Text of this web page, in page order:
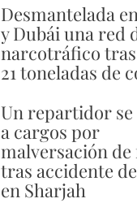
Desmantelada
y Dubái una red
narcotráfico
21 toneladas de
Un repartidor
a cargos por
malversación de
tras accidente
en Sharjah